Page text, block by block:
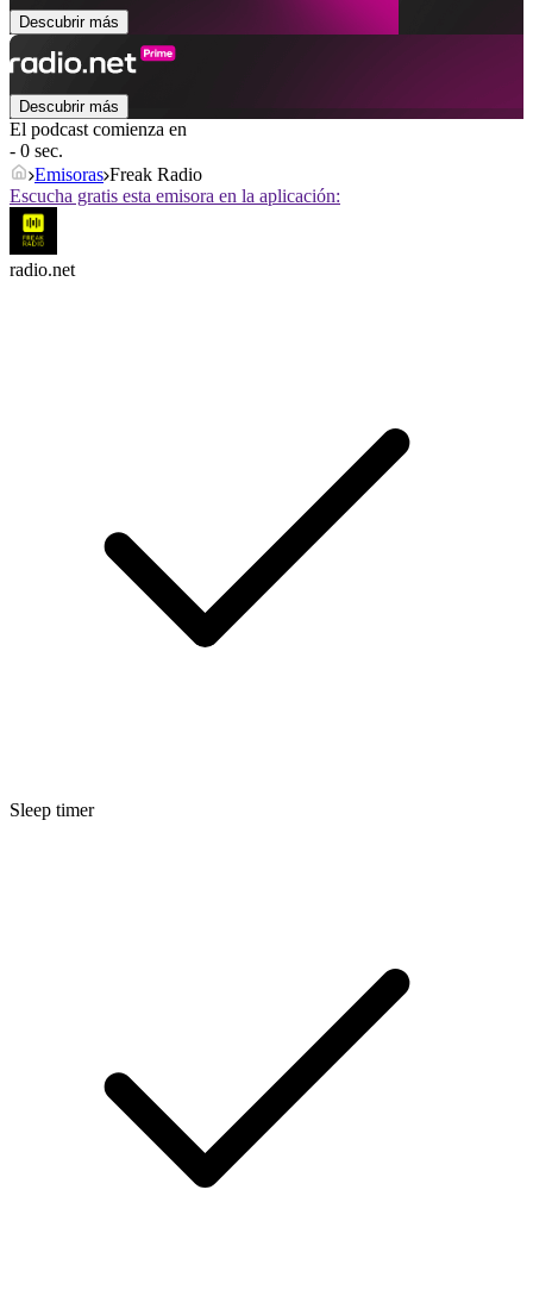
Descubrir más
Descubrir más
El podcast comienza en
- 0 sec.
Emisoras Freak Radio
Escucha gratis esta emisora en la aplicación:
radio.net
Sleep timer